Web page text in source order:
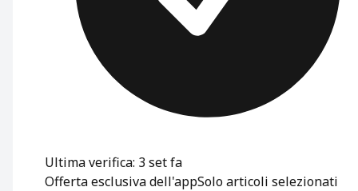
Ultima verifica: 3 set fa
Offerta esclusiva dell'appSolo articoli selezionati